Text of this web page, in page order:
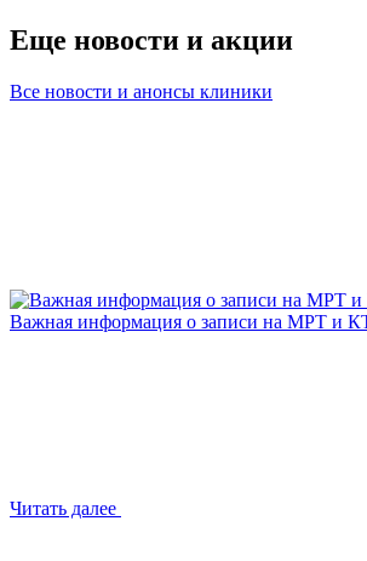
Еще новости и акции
Все новости и анонсы клиники
Важная информация о записи на МРТ и
Читать далее